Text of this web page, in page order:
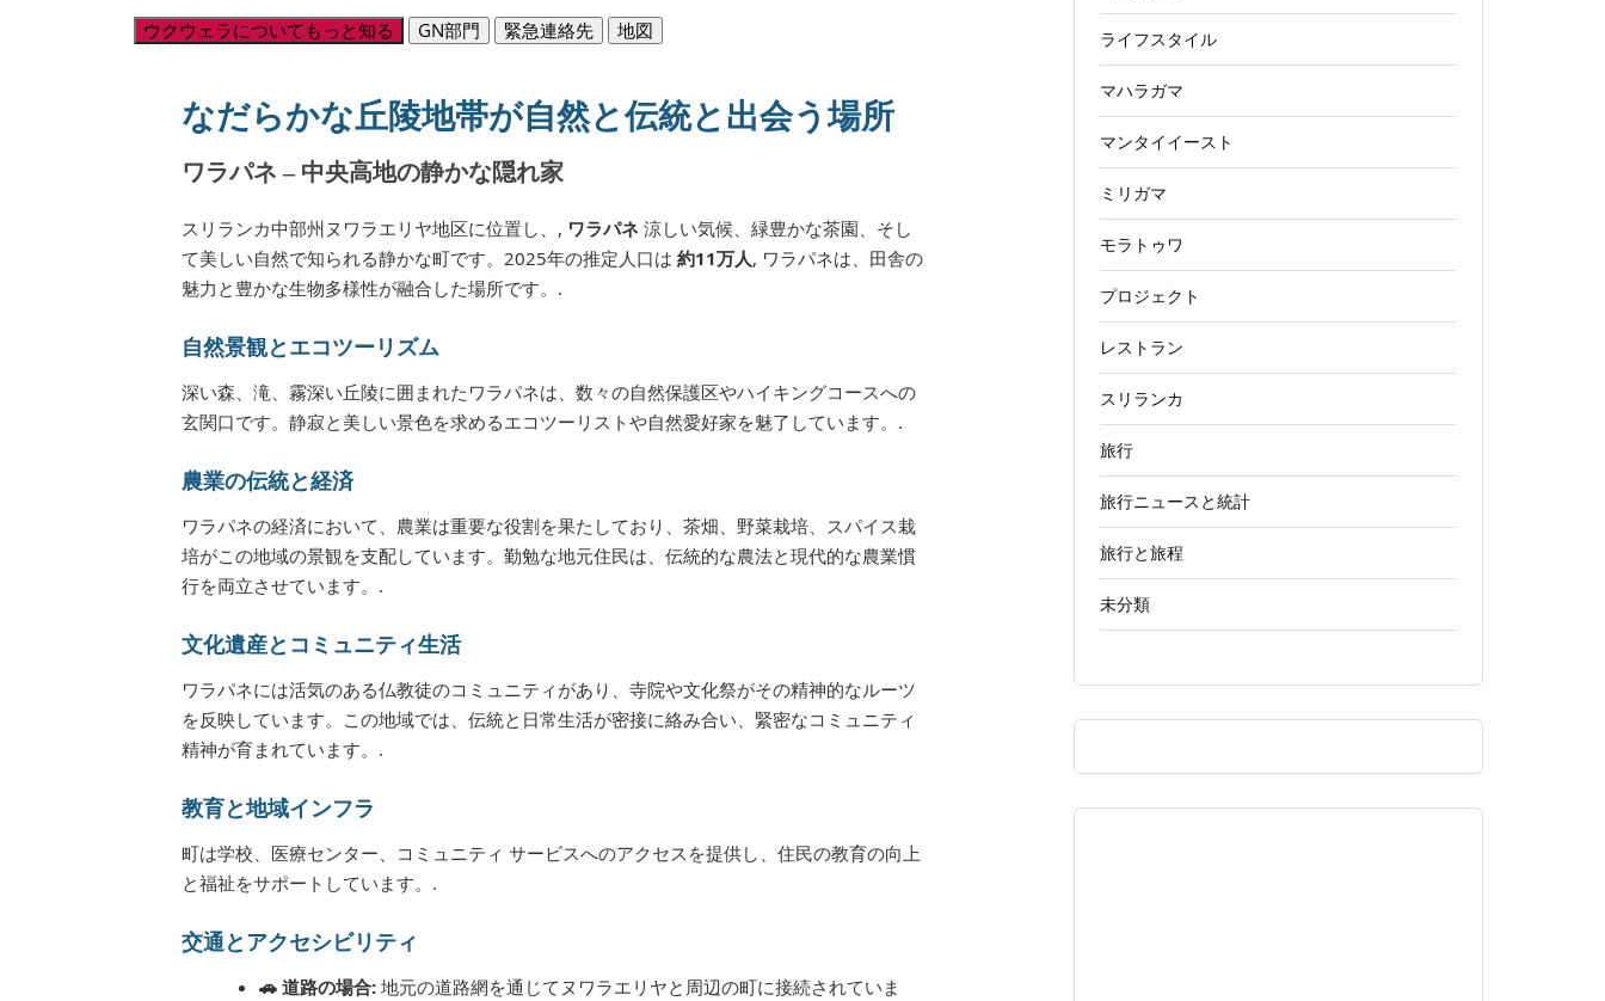
ウクウェラについてもっと知る GN部門 緊急連絡先 地図
なだらかな丘陵地帯が自然と伝統と出会う場所
ワラパネ – 中央高地の静かな隠れ家
スリランカ中部州ヌワラエリヤ地区に位置し、, ワラパネ 涼しい気候、緑豊かな茶園、そし
て美しい自然で知られる静かな町です。2025年の推定人口は 約11万人, ワラパネは、田舎の
魅力と豊かな生物多様性が融合した場所です。.
自然景観とエコツーリズム
深い森、滝、霧深い丘陵に囲まれたワラパネは、数々の自然保護区やハイキングコースへの
玄関口です。静寂と美しい景色を求めるエコツーリストや自然愛好家を魅了しています。.
農業の伝統と経済
ワラパネの経済において、農業は重要な役割を果たしており、茶畑、野菜栽培、スパイス栽
培がこの地域の景観を支配しています。勤勉な地元住民は、伝統的な農法と現代的な農業慣
行を両立させています。.
文化遺産とコミュニティ生活
ワラパネには活気のある仏教徒のコミュニティがあり、寺院や文化祭がその精神的なルーツ
を反映しています。この地域では、伝統と日常生活が密接に絡み合い、緊密なコミュニティ
精神が育まれています。.
教育と地域インフラ
町は学校、医療センター、コミュニティ サービスへのアクセスを提供し、住民の教育の向上
と福祉をサポートしています。.
交通とアクセシビリティ
🚗 道路の場合: 地元の道路網を通じてヌワラエリヤと周辺の町に接続されていま
ライフスタイル
マハラガマ
マンタイイースト
ミリガマ
モラトゥワ
プロジェクト
レストラン
スリランカ
旅行
旅行ニュースと統計
旅行と旅程
未分類